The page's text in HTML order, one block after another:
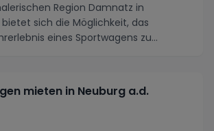
Region Damnatz in
sich die Möglichkeit, das
eines Sportwagens zu
mieten in Neuburg a.d.